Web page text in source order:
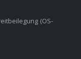
(OS-